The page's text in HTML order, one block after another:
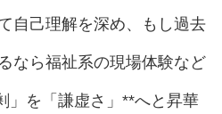
自己理解を深め、もし過去
なら福祉系の現場体験など
」を「謙虚さ」**へと昇華